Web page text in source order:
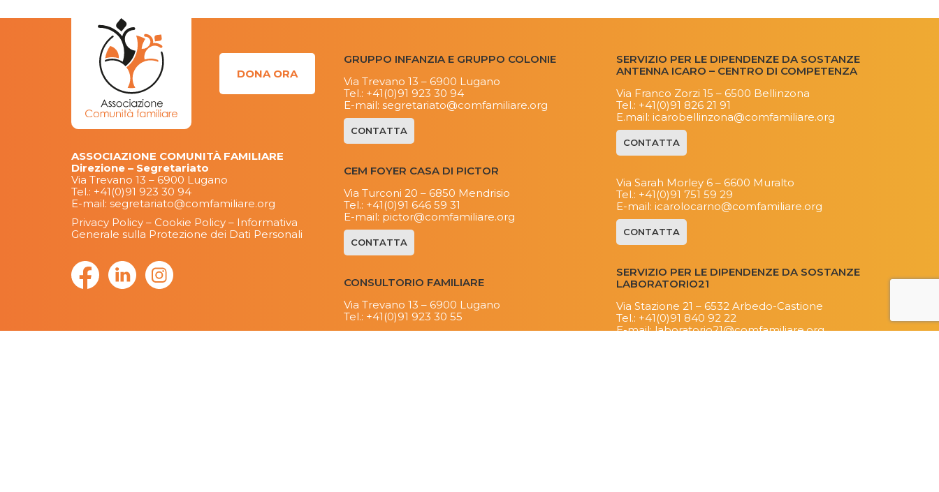
DONA ORA
ASSOCIAZIONE COMUNITÀ FAMILIARE
Direzione – Segretariato
Via Trevano 13 – 6900 Lugano
Tel.: +41(0)91 923 30 94
E-mail: segretariato@comfamiliare.org
Privacy Policy – Cookie Policy – Informativa
Generale sulla Protezione dei Dati Personali
GRUPPO INFANZIA E GRUPPO COLONIE
Via Trevano 13 – 6900 Lugano
Tel.: +41(0)91 923 30 94
E-mail: segretariato@comfamiliare.org
CONTATTA
CEM FOYER CASA DI PICTOR
Via Turconi 20 – 6850 Mendrisio
Tel.: +41(0)91 646 59 31
E-mail:​ pictor@comfamiliare.org
CONTATTA
CONSULTORIO FAMILIARE
Via Trevano 13 – 6900 Lugano
Tel.: +41(0)91 923 30 55​
Piazza Governo 4 – 6500 Bellinzona
SERVIZIO PER LE DIPENDENZE DA SOSTANZE
ANTENNA ICARO – CENTRO DI COMPETENZA
Via Franco Zorzi 15 – 6500 Bellinzona
Tel.: +41(0)91 826 21 91
E.mail: icarobellinzona@comfamiliare.org
CONTATTA
Via Sarah Morley 6 – 6600 Muralto
Tel.: +41(0)91 751 59 29
E-mail: icarolocarno@comfamiliare.org​
CONTATTA
SERVIZIO PER LE DIPENDENZE DA SOSTANZE
LABORATORIO21
Via Stazione 21 – 6532 Arbedo-Castione
Tel.: +41(0)91 840 92 22
E-mail:laboratorio21@comfamiliare.org